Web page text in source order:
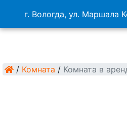
г. Вологда, ул. Маршала
/ Комната / Комната в